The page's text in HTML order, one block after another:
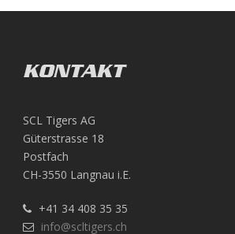
KONTAKT
SCL Tigers AG
Güterstrasse 18
Postfach
CH-3550 Langnau i.E.
+41 34 408 35 35
info@scltigers.ch